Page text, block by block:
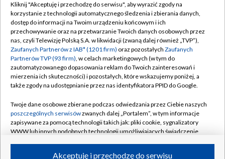
TVP
Abonament TVP
Emisja w TVP
Centrum informacji TVP
Naziemna Telewizja Cyfrowa
Rada Programowa
System NOS
Informacje o nadawcy
Regulamin TVP
Polityka prywatności
Moje zgody
Pomoc
Kontakt
Kanały
Kliknij "Akceptuję i przechodzę do serwisu", aby wyrazić zgody na
korzystanie z technologii automatycznego śledzenia i zbierania danych,
dostęp do informacji na Twoim urządzeniu końcowym i ich
przechowywanie oraz na przetwarzanie Twoich danych osobowych przez
nas, czyli Telewizję Polską S.A. w likwidacji (zwaną dalej również „TVP”),
Zaufanych Partnerów z IAB* (1201 firm) oraz pozostałych Zaufanych
Partnerów TVP (93 firm), w celach marketingowych (w tym do
zautomatyzowanego dopasowania reklam do Twoich zainteresowań i
mierzenia ich skuteczności) i pozostałych, które wskazujemy poniżej, a
także zgody na udostępnianie przez nas identyfikatora PPID do Google.
Twoje dane osobowe zbierane podczas odwiedzania przez Ciebie naszych
poszczególnych serwisówzwanych dalej „Portalem”, w tym informacje
zapisywane za pomocą technologii takich jak: pliki cookie, sygnalizatory
WWW lub innych podobnych technologii umożliwiających świadczenie
Akceptuję i przechodzę do serwisu